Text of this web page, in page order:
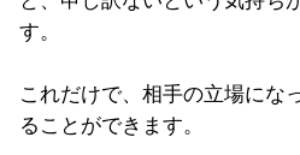
す。
これだけで、相手の立場にな
ることができます。